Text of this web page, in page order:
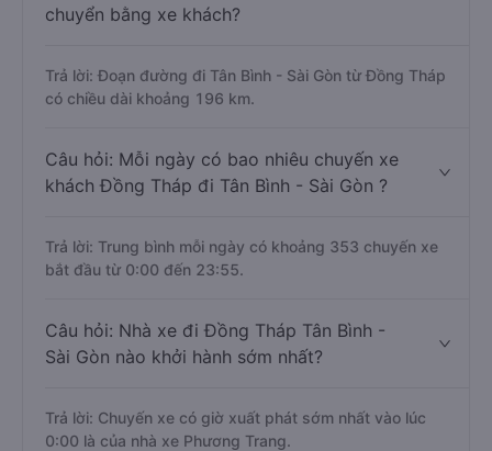
chuyển bằng xe khách?
Trả lời: Đoạn đường đi Tân Bình - Sài Gòn từ Đồng Tháp
có chiều dài khoảng 196 km.
Câu hỏi: Mỗi ngày có bao nhiêu chuyến xe
khách Đồng Tháp đi Tân Bình - Sài Gòn ?
Trả lời: Trung bình mỗi ngày có khoảng 353 chuyến xe
bắt đầu từ 0:00 đến 23:55.
Câu hỏi: Nhà xe đi Đồng Tháp Tân Bình -
Sài Gòn nào khởi hành sớm nhất?
Trả lời: Chuyến xe có giờ xuất phát sớm nhất vào lúc
0:00 là của nhà xe Phương Trang.